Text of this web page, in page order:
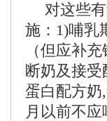
对这些
施：1)哺乳
（但应补
断奶及接
蛋白配方奶
月以前不